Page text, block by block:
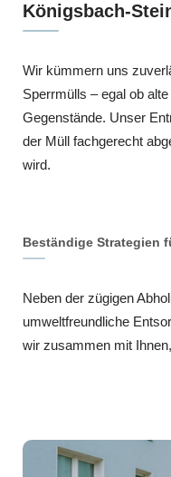
Königsbach-
Wir kümmern uns
Sperrmülls – egal ob
Gegenstände. Unser
der Müll fachgerecht
wird.
Beständige Strategien
Neben der zügigen
umweltfreundliche
wir zusammen mit